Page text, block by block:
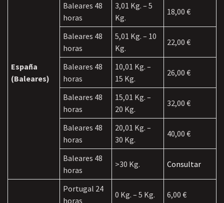
España
(Baleares)
Baleares 48
horas
3,01 Kg. – 5
Kg.
18,00 €
Baleares 48
horas
5,01 Kg. – 10
Kg.
22,00 €
Baleares 48
horas
10,01 Kg. –
15 Kg.
26,00 €
Baleares 48
horas
15,01 Kg. –
20 Kg.
32,00 €
Baleares 48
horas
20,01 Kg. –
30 Kg.
40,00 €
Baleares 48
horas
>30 Kg. Consultar
Portugal 24
horas
0 Kg. – 5 Kg. 6,00 €